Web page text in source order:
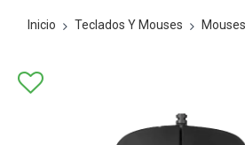
Inicio Teclados Y Mouses Mouses